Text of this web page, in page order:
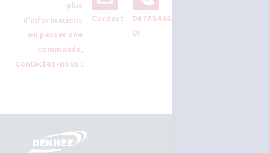
plus
d’informations
ou passer une
commande,
contactez-nous :
Contact
04 74 54 65
01